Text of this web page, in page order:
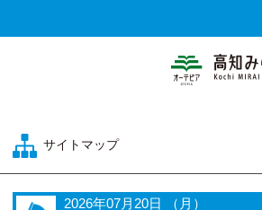
サイトマップ
2026年07月20日 （月）